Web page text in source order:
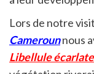
Lors de notre
Camerounnous
Libellule écarlate